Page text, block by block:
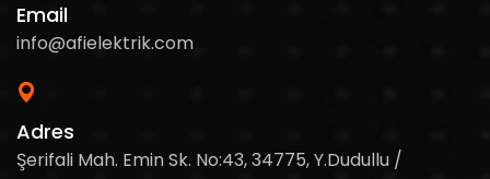
Email
info@afielektrik.com
Adres
Şerifali Mah. Emin Sk. No:43, 34775, Y.Dudullu /